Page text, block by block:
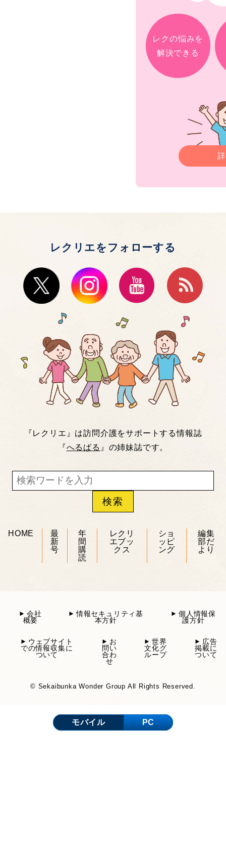
レクの悩みを
解決できる
レクリエをフォローする
『レクリエ』は訪問介護をサポートする情報誌
『へるぱる 』の姉妹誌です。
HOME
最
新
号
年
間
購
読
レクリ
エブッ
クス
ショ
ッピ
ング
編集
部だ
より
会社
概要
情報セキュリティ基
本方針
個人情報保
護方針
ウェブサイト
での情報収集に
ついて
お
問い
合わ
せ
世界
文化グ
ループ
広告
掲載に
ついて
© Sekaibunka Wonder Group All Rights Reserved.
モバイル PC